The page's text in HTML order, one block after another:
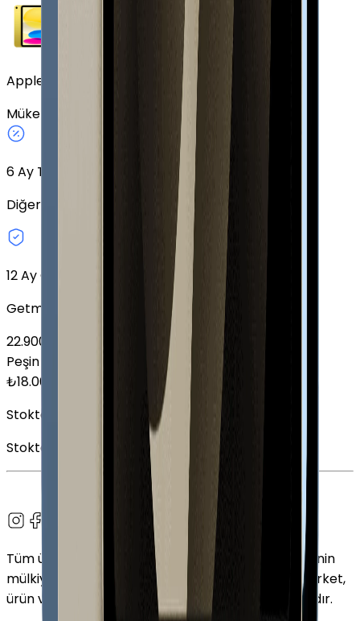
Apple iPad (10. Nesil) 256 GB 10.9" Cellular Sarı
Mükemmel
10.9"
6Ay Taksit Seçeneği
Diğer taksit seçeneklerini keşfedin.
12 Ay Garanti
Getmobil Garantisi
22.900
Peşin Fiyatına
TL
₺18.000
Stokta Yok
Stokta Yok
Tüm ürün adları, logolar ve markalar ilgili sahiplerinin
mülkiyetindedir. Bu web sitesinde kullanılan tüm şirket,
ürün ve hizmet adları yalnızca tanımlama amaçlıdır.